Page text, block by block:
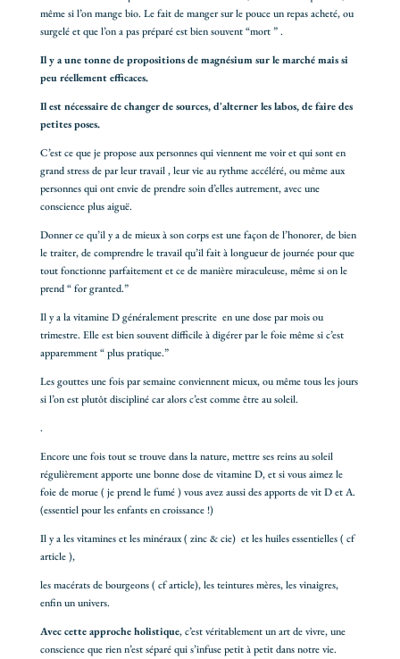
même si l’on mange bio. Le fait de manger sur le pouce un repas acheté, ou
surgelé et que l’on a pas préparé est bien souvent “mort ” .
Il y a une tonne de propositions de magnésium sur le marché mais si
peu réellement efficaces.
Il est nécessaire de changer de sources, d'alterner les labos, de faire des
petites poses.
C’est ce que je propose aux personnes qui viennent me voir et qui sont en
grand stress de par leur travail , leur vie au rythme accéléré, ou même aux
personnes qui ont envie de prendre soin d’elles autrement, avec une
conscience plus aiguë.
Donner ce qu’il y a de mieux à son corps est une façon de l’honorer, de bien
le traiter, de comprendre le travail qu’il fait à longueur de journée pour que
tout fonctionne parfaitement et ce de manière miraculeuse, même si on le
prend “ for granted.”
Il y a la vitamine D généralement prescrite en une dose par mois ou
trimestre. Elle est bien souvent difficile à digérer par le foie même si c’est
apparemment “ plus pratique.”
Les gouttes une fois par semaine conviennent mieux, ou même tous les jours
si l’on est plutôt discipliné car alors c’est comme être au soleil.
.
Encore une fois tout se trouve dans la nature, mettre ses reins au soleil
régulièrement apporte une bonne dose de vitamine D, et si vous aimez le
foie de morue ( je prend le fumé ) vous avez aussi des apports de vit D et A.
(essentiel pour les enfants en croissance !)
Il y a les vitamines et les minéraux ( zinc & cie) et les huiles essentielles ( cf
article ),
les macérats de bourgeons ( cf article), les teintures mères, les vinaigres,
enfin un univers.
Avec cette approche holistique, c’est véritablement un art de vivre, une
conscience que rien n’est séparé qui s’infuse petit à petit dans notre vie.